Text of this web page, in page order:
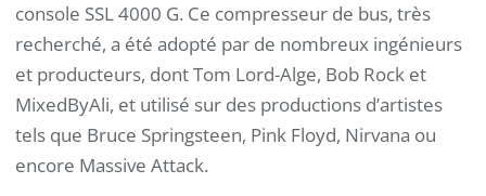
console SSL 4000 G. Ce compresseur de bus, très
recherché, a été adopté par de nombreux ingénieurs
et producteurs, dont Tom Lord-Alge, Bob Rock et
MixedByAli, et utilisé sur des productions d’artistes
tels que Bruce Springsteen, Pink Floyd, Nirvana ou
encore Massive Attack.